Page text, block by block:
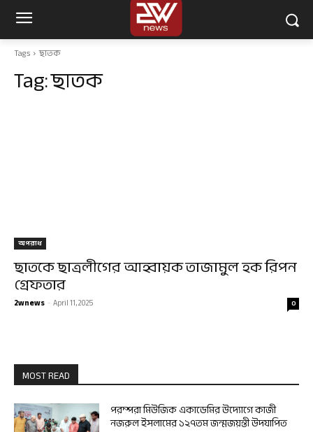
Tags ছাতক
Tag:ছাতক
অপরাধ
ছাতকে ছাত্রলীগের আহ্বায়ক তাজামুল হক রিপন
গ্রেফতার
2wnews -April 11, 2025 0
MOST READ
পরম্পরা মিউজিক একাডেমির উদ্যোগে কাজী
নজরুল ইসলামের ১২৭তম জন্মজয়ন্তী উদযাপিত